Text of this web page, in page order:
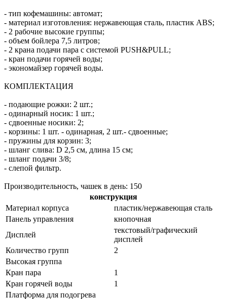
- тип кофемашины: автомат;
- материал изготовления: нержавеющая сталь, пластик ABS;
- 2 рабочие высокие группы;
- объем бойлера 7,5 литров;
- 2 крана подачи пара с системой PUSH&PULL;
- кран подачи горячей воды;
- экономайзер горячей воды.
КОМПЛЕКТАЦИЯ
- подающие рожки: 2 шт.;
- одинарный носик: 1 шт.;
- сдвоенные носики: 2;
- корзины: 1 шт. - одинарная, 2 шт.- сдвоенные;
- пружины для корзин: 3;
- шланг слива: D 2,5 см, длина 15 см;
- шланг подачи 3/8;
- слепой фильтр.
Производительность, чашек в день: 150
конструкция
Материал корпуса
пластик/нержавеющая сталь
Панель управления
кнопочная
Дисплей
текстовый/графический
дисплей
Количество групп
2
Высокая группа
Кран пара
1
Кран горячей воды
1
Платформа для подогрева